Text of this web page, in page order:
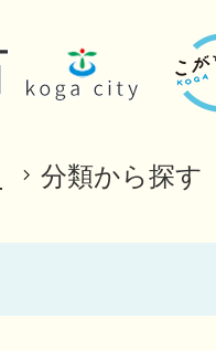
分類から探す